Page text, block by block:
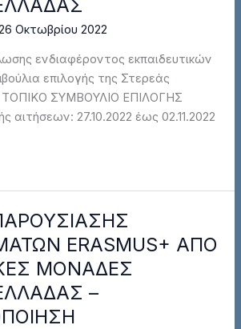
Οκτωβρίου 2022
ενδιαφέροντος εκπαιδευτικών
επιλογής της Στερεάς
ΤΟΠΙΚΟ ΣΥΜΒΟΥΛΙΟ ΕΠΙΛΟΓΗΣ
αιτήσεων: 27.10.2022 έως 02.11.2022
ERASMUS+ ΑΠΟ
ΜΟΝΑΔΕΣ
–